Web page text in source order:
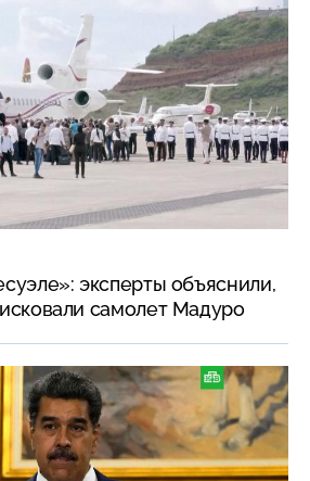
эксперты объяснили,
самолет Мадуро